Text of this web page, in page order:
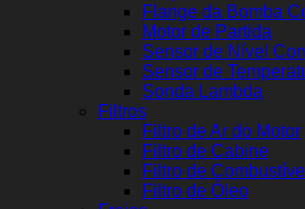
Flange da Bomba
Motor de Partida
Sensor de Nível
Sensor de
Sonda Lambda
Filtros
Filtro de Ar do Motor
Filtro de Cabine
Filtro de Combustível
Filtro de Óleo